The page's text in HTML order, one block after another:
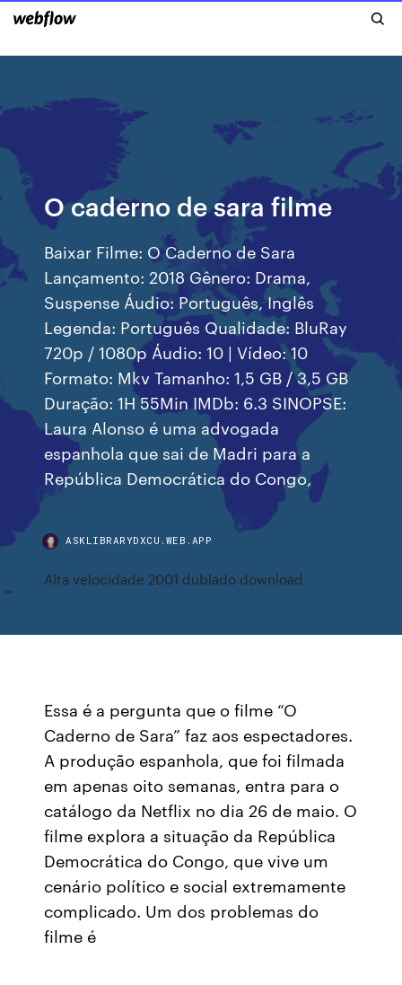
O caderno de sara filme
Baixar Filme: O Caderno de Sara
Lançamento: 2018 Gênero: Drama,
Suspense Áudio: Português, Inglês
Legenda: Português Qualidade: BluRay
720p / 1080p Áudio: 10 | Vídeo: 10
Formato: Mkv Tamanho: 1,5 GB / 3,5 GB
Duração: 1H 55Min IMDb: 6.3 SINOPSE:
Laura Alonso é uma advogada
espanhola que sai de Madri para a
República Democrática do Congo,
ASKLIBRARYDXCU.WEB.APP
Alta velocidade 2001 dublado download
Essa é a pergunta que o filme “O
Caderno de Sara” faz aos espectadores.
A produção espanhola, que foi filmada
em apenas oito semanas, entra para o
catálogo da Netflix no dia 26 de maio. O
filme explora a situação da República
Democrática do Congo, que vive um
cenário político e social extremamente
complicado. Um dos problemas do
filme é